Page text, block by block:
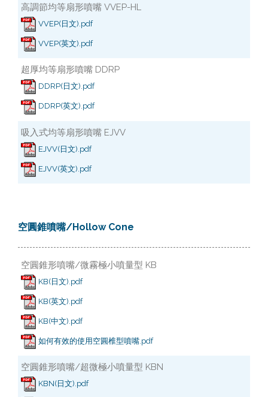
高調節均等扇形噴嘴 VVEP-HL
VVEP(日文).pdf
VVEP(英文).pdf
超厚均等扇形噴嘴 DDRP
DDRP(日文).pdf
DDRP(英文).pdf
吸入式均等扇形噴嘴 EJVV
EJVV(日文).pdf
EJVV(英文).pdf
空圓錐噴嘴/Hollow Cone
空圓錐形噴嘴/微霧極小噴量型 KB
KB(日文).pdf
KB(英文).pdf
KB(中文).pdf
如何有效的使用空圓椎型噴嘴.pdf
空圓錐形噴嘴/超微極小噴量型 KBN
KBN(日文).pdf